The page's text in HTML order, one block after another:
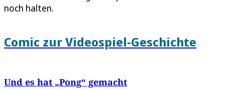
noch halten.
Comic zur Videospiel-Geschichte
Und es hat „Pong“ gemacht